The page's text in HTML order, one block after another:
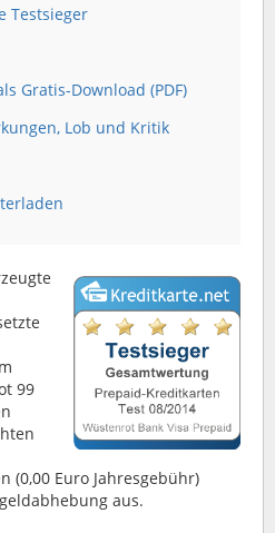
Testsieger
Gratis-Download (PDF)
Lob und Kritik
99
(0,00 Euro Jahresgebühr)
aus.